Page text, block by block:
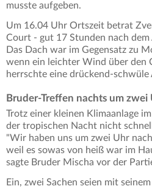
musste aufgeben.
Um 16.04 Uhr Ortszeit betrat
Court - gut 17 Stunden nach dem
Das Dach war im Gegensatz zu
wenn ein leichter Wind über den
herrschte eine drückend-schwüle
Bruder-Treffen nachts um zwei
Trotz einer kleinen Klimaanlage
der tropischen Nacht nicht
"Wir haben uns um zwei Uhr
weil es sowas von heiß war im
sagte Bruder Mischa vor der
Ein, zwei Sachen seien mit